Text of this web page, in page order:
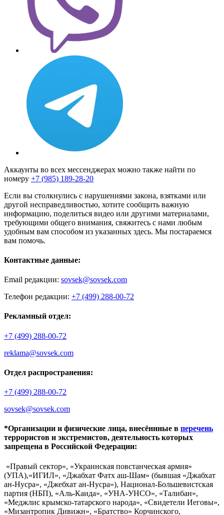
Аккаунты во всех мессенджерах можно также найти по
номеру +7 (985) 189-28-20
Если вы столкнулись с нарушениями закона, взятками или
другой несправедливостью, хотите сообщить важную
информацию, поделиться видео или другими материалами,
требующими общего внимания, свяжитесь с нами любым
удобным вам способом из указанных здесь. Мы постараемся
вам помочь.
Контактные данные:
Email редакции: sovsek@sovsek.com
Телефон редакции: +7 (499) 288-00-72
Рекламный отдел:
+7 (499) 288-00-72
reklama@sovsek.com
Отдел распространения:
+7 (499) 288-00-72
sovsek@sovsek.com
*Организации и физические лица, внесённные в перечень
террористов и экстремистов, деятельность которых
запрещена в Российской Федерации:
«Правый сектор», «Украинская повстанческая армия»
(УПА),«ИГИЛ», «Джабхат Фатх аш-Шам» (бывшая «Джабхат
ан-Нусра», «Джебхат ан-Нусра»), Национал-Большевистская
партия (НБП), «Аль-Каида», «УНА-УНСО», «Талибан»,
«Меджлис крымско-татарского народа», «Свидетели Иеговы»,
«Мизантропик Дивижн», «Братство» Корчинского,